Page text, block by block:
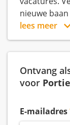
nieuwe
lees meer
Ontvang
voor
E-mailadres